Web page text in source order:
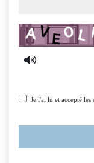
Captcha
Je l'ai lu et accepté